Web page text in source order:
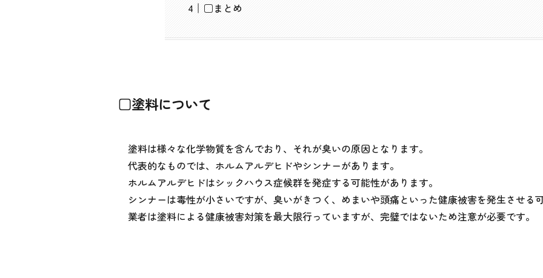
□まとめ
□塗料について
塗料は様々な化学物質を含んでおり、それが臭いの原因となります。
代表的なものでは、ホルムアルデヒドやシンナーがあります。
ホルムアルデヒドはシックハウス症候群を発症する可能性があります。
シンナーは毒性が小さいですが、臭いがきつく、めまいや頭痛といった健康被害を発生させる
業者は塗料による健康被害対策を最大限行っていますが、完璧ではないため注意が必要です。